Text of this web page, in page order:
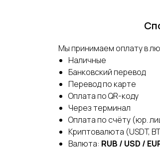
Мы принимаем оплату в
Наличные
Банковский перевод
Перевод по карте
Оплата по QR-коду
Через терминал
Оплата по счёту (юр.
Криптовалюта (USDT,
Валюта: RUB / USD /